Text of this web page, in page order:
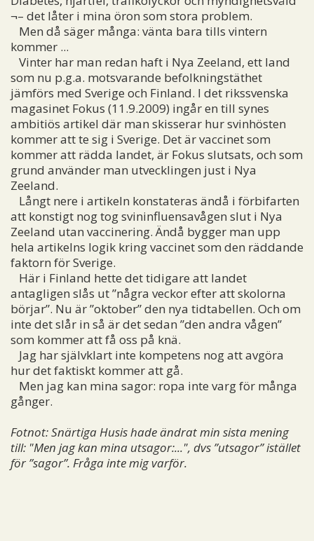
¬– det låter i mina öron som stora problem.
Men då säger många: vänta bara tills vintern
kommer ...
Vinter har man redan haft i Nya Zeeland, ett land
som nu p.g.a. motsvarande befolkningstäthet
jämförs med Sverige och Finland. I det rikssvenska
magasinet Fokus (11.9.2009) ingår en till synes
ambitiös artikel där man skisserar hur svinhösten
kommer att te sig i Sverige. Det är vaccinet som
kommer att rädda landet, är Fokus slutsats, och som
grund använder man utvecklingen just i Nya
Zeeland.
Långt nere i artikeln konstateras ändå i förbifarten
att konstigt nog tog svininfluensavågen slut i Nya
Zeeland utan vaccinering. Ändå bygger man upp
hela artikelns logik kring vaccinet som den räddande
faktorn för Sverige.
Här i Finland hette det tidigare att landet
antagligen slås ut ”några veckor efter att skolorna
börjar”. Nu är ”oktober” den nya tidtabellen. Och om
inte det slår in så är det sedan ”den andra vågen”
som kommer att få oss på knä.
Jag har självklart inte kompetens nog att avgöra
hur det faktiskt kommer att gå.
Men jag kan mina sagor: ropa inte varg för många
gånger.
Fotnot: Snärtiga Husis hade ändrat min sista mening
till: "Men jag kan mina utsagor:...", dvs ”utsagor” istället
för ”sagor”. Fråga inte mig varför.